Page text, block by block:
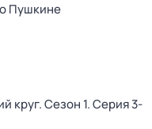
Пушкине
круг. Сезон 1. Серия 3-